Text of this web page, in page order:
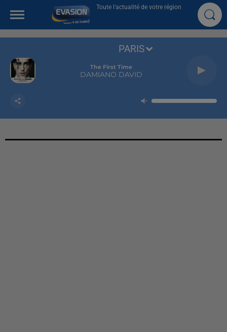
Toute l'actualité de votre région
The First Time
DAMIANO DAVID
PARIS